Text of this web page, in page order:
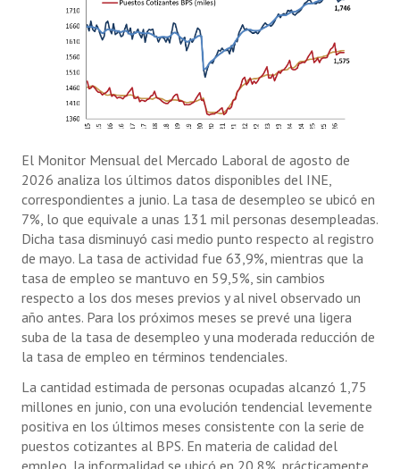
El Monitor Mensual del Mercado Laboral de agosto de
2026 analiza los últimos datos disponibles del INE,
correspondientes a junio. La tasa de desempleo se ubicó en
7%, lo que equivale a unas 131 mil personas desempleadas.
Dicha tasa disminuyó casi medio punto respecto al registro
de mayo. La tasa de actividad fue 63,9%, mientras que la
tasa de empleo se mantuvo en 59,5%, sin cambios
respecto a los dos meses previos y al nivel observado un
año antes. Para los próximos meses se prevé una ligera
suba de la tasa de desempleo y una moderada reducción de
la tasa de empleo en términos tendenciales.
La cantidad estimada de personas ocupadas alcanzó 1,75
millones en junio, con una evolución tendencial levemente
positiva en los últimos meses consistente con la serie de
puestos cotizantes al BPS. En materia de calidad del
empleo, la informalidad se ubicó en 20,8%, prácticamente